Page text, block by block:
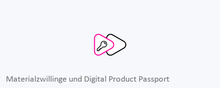
Materialzwillinge und Digital Product Passport